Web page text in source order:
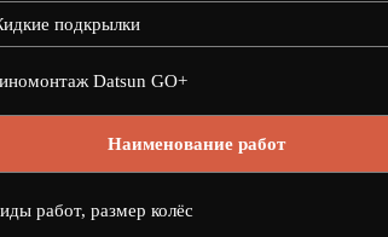
подкрылки
Datsun GO+
Наименование работ
работ, размер колёс